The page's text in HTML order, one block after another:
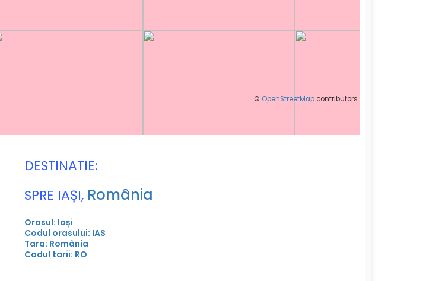
© OpenStreetMap contributors
DESTINATIE:
SPRE IAȘI, România
Orasul: Iași
Codul orasului: IAS
Tara: România
Codul tarii: RO